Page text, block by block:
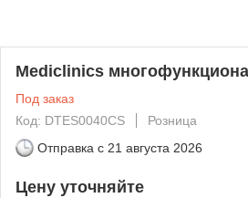
Mediclinics
Под заказ
Код: DTES0040CS
Розница
Отправка с 21 августа 2026
Цену уточняйте